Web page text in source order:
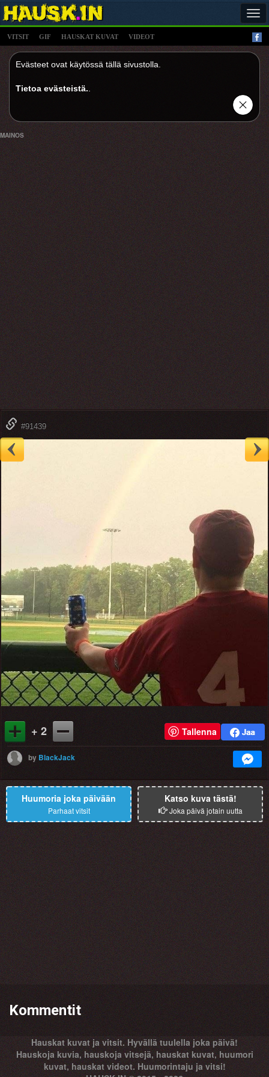
VITSIT GIF HAUSKAT KUVAT VIDEOT
Evästeet ovat käytössä tällä sivustolla.
Tietoa evästeistä.
MAINOS
#91439
+ 2 Tallenna
by BlackJack
Huumoria joka päivään
Parhaat vitsit
Katso kuva tästä!
Joka päivä jotain uutta
Kommentit
Hauskat kuvat ja vitsit. Hyvällä tuulella joka päivä!
Hauskoja kuvia, hauskoja vitsejä, hauskat kuvat, huumori
kuvat, hauskat videot. Huumorintaju ja vitsi!